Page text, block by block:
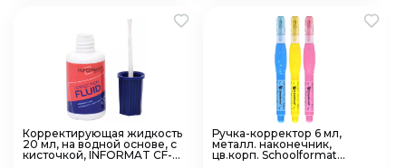
Корректирующая жидкость
20 мл, на водной основе, с
кисточкой, INFORMAT CF-
Ручка-корректор 6 мл,
металл. наконечник,
цв.корп. Schoolformat